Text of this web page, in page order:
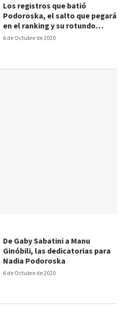
6 de Octubre de 2020
Los registros que batió
Podoroska, el salto que pegará
en el ranking y su rotundo
cambio económico
6 de Octubre de 2020
De Gaby Sabatini a Manu
Ginóbili, las dedicatorias para
Nadia Podoroska